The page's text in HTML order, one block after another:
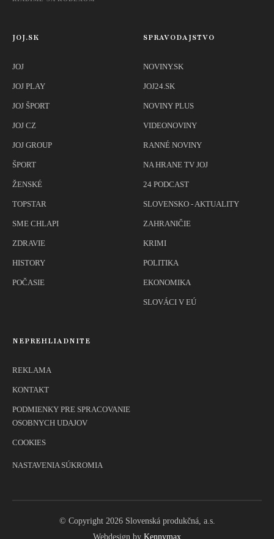
JOJ.SK
JOJ
JOJ PLAY
JOJ ŠPORT
JOJ CZ
JOJ GROUP
ŠPORT
ŽENSKÉ
TOPSTAR
SME CHLAPI
ZDRAVIE
HISTORY
POČASIE
SPRAVODAJSTVO
NOVINY.SK
JOJ24.SK
NOVINY PLUS
VIDEONOVINY
RANNÉ NOVINY
NA HRANE TV JOJ
24 PODCAST
SLOVENSKO - AKTUALITY
ZAHRANIČIE
KRIMI
POLITIKA
EKONOMIKA
SLOVÁCI V EÚ
NEPREHLIADNITE
REKLAMA
KONTAKT
PODMIENKY PRE SPRACOVANIE
OSOBNYCH UDAJOV
COOKIES
NASTAVENIA SÚKROMIA
© Copyright 2026 Slovenská produkčná, a.s.
Webdesign by Kennymax